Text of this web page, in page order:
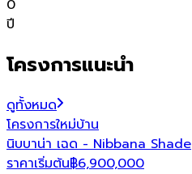
0
ปี
โครงการแนะนำ
ดูทั้งหมด
โครงการใหม่บ้าน
นิบบาน่า เฉด - Nibbana Shade
ราคาเริ่มต้น฿6,900,000